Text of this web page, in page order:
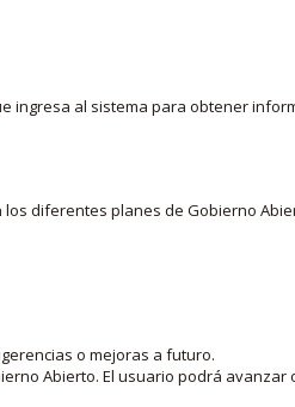
ingresa al sistema para obtener
diferentes planes de Gobierno
o mejoras a futuro.
Abierto. El usuario podrá